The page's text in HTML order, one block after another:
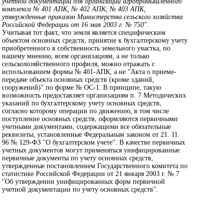
комплекса № 401 АПК, № 402 АПК, № 403 АПК,
утвержденные приказом Министерства сельского хозяйства
Российской Федерации от 16 мая 2003 г. № 750".
Учитывая тот факт, что земля является специфическим
объектом основных средств, принятие к бухгалтерскому учету
приобретенного в собственность земельного участка, по
нашему мнению, всем организациям, а не только
сельскохозяйственного профиля, можно отражать с
использованием формы № 401-АПК, а не "Акта о приеме-
передаче объекта основных средств (кроме зданий,
сооружений)" по форме № ОС-1. В принципе, такую
возможность предоставляет организациям п. 7 Методических
указаний по бухгалтерскому учету основных средств,
согласно которому операции по движению, в том числе
поступление основных средств, оформляются первичными
учетными документами, содержащими все обязательные
реквизиты, установленные Федеральным законом от 21. 11.
96 № 129-ФЗ "О бухгалтерском учете". В качестве первичных
учетных документов могут применяться унифицированные
первичные документы по учету основных средств,
утвержденные постановлением Государственного комитета по
статистике Российской Федерации от 21 января 2003 г. № 7
"Об утверждении унифицированных форм первичной
учетной документации по учету основных средств".